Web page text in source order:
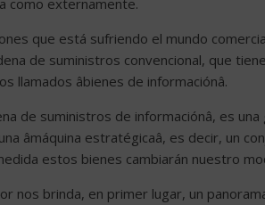
como externamente.
que está sufriendo el mundo
de suministros convencional, que
âbienes de informaciónâ.
de suministros de informaciónâ, es
âmáquina estratégicaâ, es decir, un
estos bienes cambiarán nuestro
nos brinda, en primer lugar, un